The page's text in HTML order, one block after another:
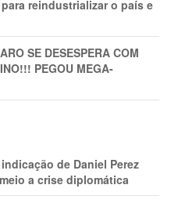
reindustrializar o país e
SE DESESPERA COM
PEGOU MEGA-
de Daniel Perez
a crise diplomática